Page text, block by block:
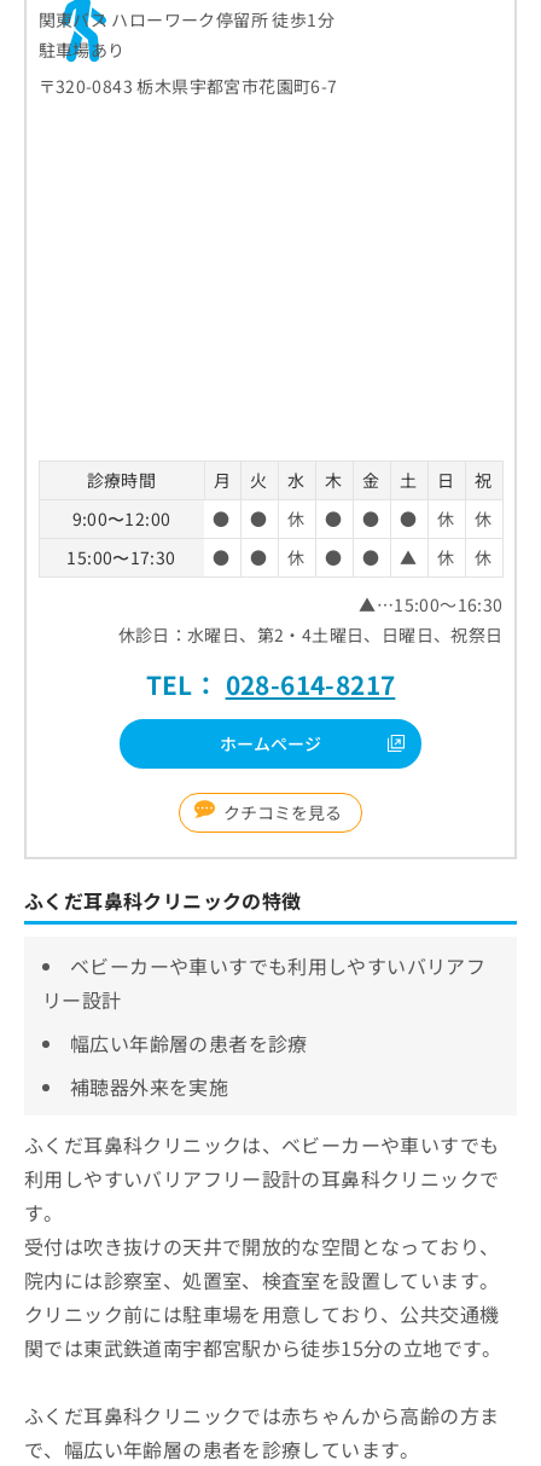
関東バス ハローワーク停留所 徒歩1分
駐車場あり
〒320-0843 栃木県宇都宮市花園町6-7
診療時間 月 火 水 木 金 土 日
祝
9:00〜12:00
● ● 休 ● ● ● 休
休
15:00〜17:30
● ● 休 ● ● ▲ 休
休
▲…15:00～16:30
休診日：水曜日、第2・4土曜日、日曜日、祝祭日
TEL： 028-614-8217
ホームページ
クチコミを見る
ふくだ耳鼻科クリニックの特徴
ベビーカーや車いすでも利用しやすいバリアフ
リー設計
幅広い年齢層の患者を診療
補聴器外来を実施
ふくだ耳鼻科クリニックは、ベビーカーや車いすでも
利用しやすいバリアフリー設計の耳鼻科クリニックで
す。
受付は吹き抜けの天井で開放的な空間となっており、
院内には診察室、処置室、検査室を設置しています。
クリニック前には駐車場を用意しており、公共交通機
関では東武鉄道南宇都宮駅から徒歩15分の立地です。
ふくだ耳鼻科クリニックでは赤ちゃんから高齢の方ま
で、幅広い年齢層の患者を診療しています。